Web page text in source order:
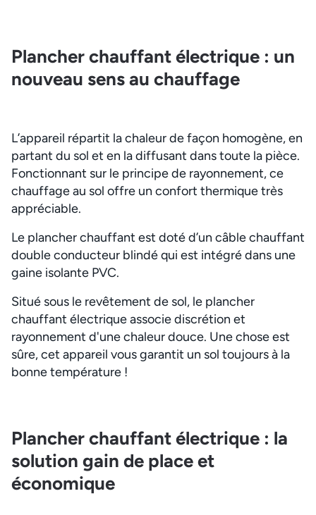
Plancher chauffant électrique : un
nouveau sens au chauffage
L’appareil répartit la chaleur de façon homogène, en
partant du sol et en la diffusant dans toute la pièce.
Fonctionnant sur le principe de rayonnement, ce
chauffage au sol offre un confort thermique très
appréciable.
Le plancher chauffant est doté d’un câble chauffant
double conducteur blindé qui est intégré dans une
gaine isolante PVC.
Situé sous le revêtement de sol, le plancher
chauffant électrique associe discrétion et
rayonnement d'une chaleur douce. Une chose est
sûre, cet appareil vous garantit un sol toujours à la
bonne température !
Plancher chauffant électrique : la
solution gain de place et
économique